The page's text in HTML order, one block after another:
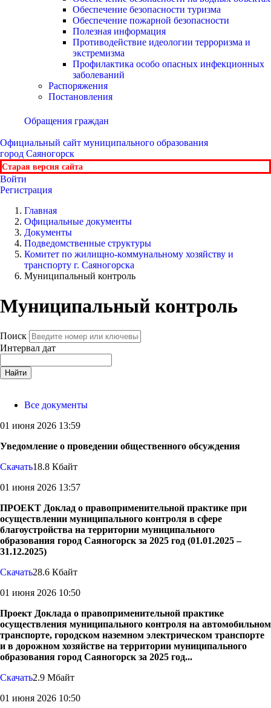
Обеспечение безопасности туризма
Обеспечение пожарной безопасности
Полезная информация
Противодействие идеологии терроризма и
экстремизма
Профилактика особо опасных инфекционных
заболеваний
Распоряжения
Постановления
Обращения граждан
Официальный сайт муниципального образования
город Саяногорск
Старая версия сайта
Войти
Регистрация
Главная
Официальные документы
Документы
Подведомственные структуры
Комитет по жилищно-коммунальному хозяйству и
транспорту г. Саяногорска
Муниципальный контроль
Муниципальный контроль
Поиск
Интервал дат
Найти
Все документы
01 июня 2026 13:59
Уведомление о проведении общественного обсуждения
Скачать18.8 Кбайт
01 июня 2026 13:57
ПРОЕКТ Доклад о правоприменительной практике при
осуществлении муниципального контроля в сфере
благоустройства на территории муниципального
образования город Саяногорск за 2025 год (01.01.2025 –
31.12.2025)
Скачать28.6 Кбайт
01 июня 2026 10:50
Проект Доклада о правоприменительной практике
осуществления муниципального контроля на автомобильном
транспорте, городском наземном электрическом транспорте
и в дорожном хозяйстве на территории муниципального
образования город Саяногорск за 2025 год...
Скачать2.9 Мбайт
01 июня 2026 10:50